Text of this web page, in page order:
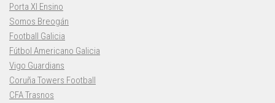
Porta XI Ensino
Somos Breogán
Football Galicia
Fútbol Americano Galicia
Vigo Guardians
Coruña Towers Football
CFA Trasnos